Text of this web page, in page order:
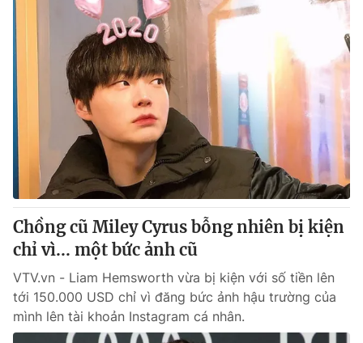
Chồng cũ Miley Cyrus bỗng nhiên bị kiện
chỉ vì... một bức ảnh cũ
VTV.vn - Liam Hemsworth vừa bị kiện với số tiền lên
tới 150.000 USD chỉ vì đăng bức ảnh hậu trường của
mình lên tài khoản Instagram cá nhân.